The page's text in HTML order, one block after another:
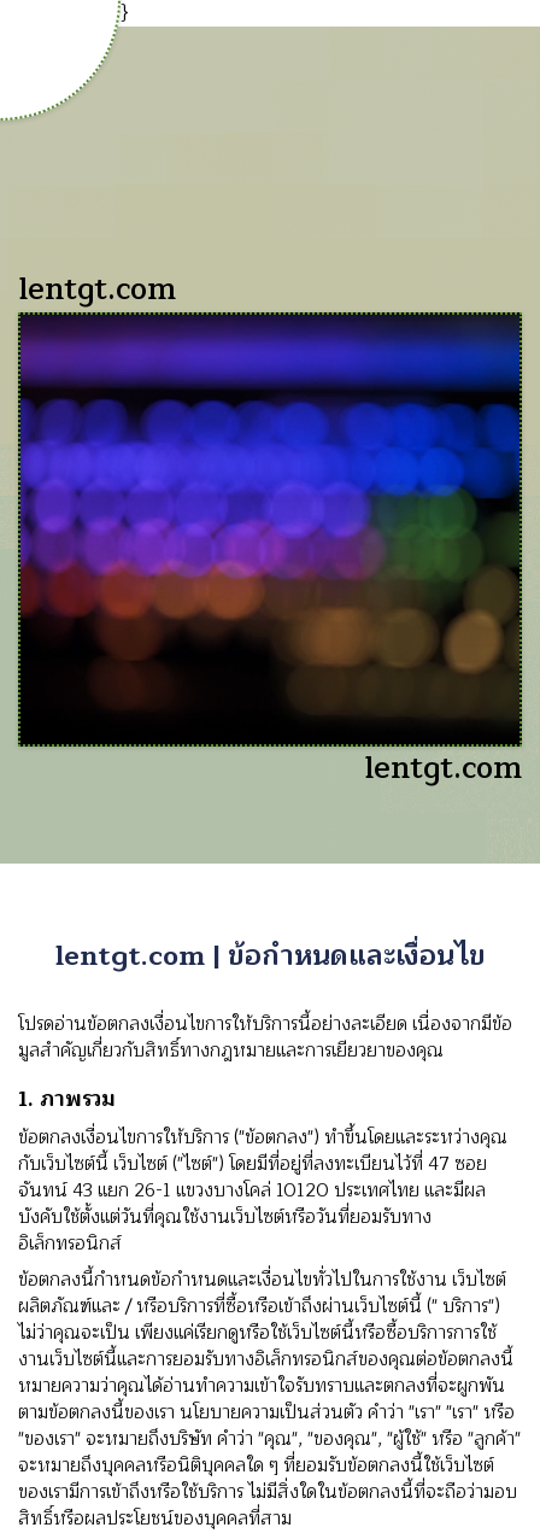
{cookies-code}
lentgt.com
lentgt.com
lentgt.com | ข้อกําหนดและเงื่อนไข
โปรดอ่านข้อตกลงเงื่อนไขการให้บริการนี้อย่างละเอียด เนื่องจากมีข้อ
มูลสําคัญเกี่ยวกับสิทธิ์ทางกฎหมายและการเยียวยาของคุณ
1. ภาพรวม
ข้อตกลงเงื่อนไขการให้บริการ ("ข้อตกลง") ทําขึ้นโดยและระหว่างคุณ
กับเว็บไซต์นี้ เว็บไซต์ ("ไซต์") โดยมีที่อยู่ที่ลงทะเบียนไว้ที่ 47 ซอย
จันทน์ 43 แยก 26-1 แขวงบางโคล่ 10120 ประเทศไทย และมีผล
บังคับใช้ตั้งแต่วันที่คุณใช้งานเว็บไซต์หรือวันที่ยอมรับทาง
อิเล็กทรอนิกส์
ข้อตกลงนี้กําหนดข้อกําหนดและเงื่อนไขทั่วไปในการใช้งาน เว็บไซต์
ผลิตภัณฑ์และ / หรือบริการที่ซื้อหรือเข้าถึงผ่านเว็บไซต์นี้ (" บริการ")
ไม่ว่าคุณจะเป็น เพียงแค่เรียกดูหรือใช้เว็บไซต์นี้หรือซื้อบริการการใช้
งานเว็บไซต์นี้และการยอมรับทางอิเล็กทรอนิกส์ของคุณต่อข้อตกลงนี้
หมายความว่าคุณได้อ่านทําความเข้าใจรับทราบและตกลงที่จะผูกพัน
ตามข้อตกลงนี้ของเรา นโยบายความเป็นส่วนตัว คําว่า "เรา" "เรา" หรือ
"ของเรา" จะหมายถึงบริษัท คําว่า "คุณ", "ของคุณ", "ผู้ใช้" หรือ "ลูกค้า"
จะหมายถึงบุคคลหรือนิติบุคคลใด ๆ ที่ยอมรับข้อตกลงนี้ใช้เว็บไซต์
ของเรามีการเข้าถึงหรือใช้บริการ ไม่มีสิ่งใดในข้อตกลงนี้ที่จะถือว่ามอบ
สิทธิ์หรือผลประโยชน์ของบุคคลที่สาม